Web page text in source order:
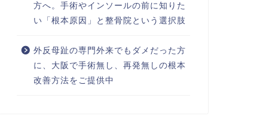
方へ。手術やインソールの前に知りた
い「根本原因」と整骨院という選択肢
外反母趾の専門外来でもダメだった方
に、大阪で手術無し、再発無しの根本
改善方法をご提供中